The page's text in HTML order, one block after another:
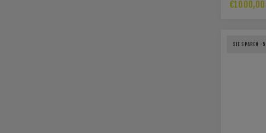
€1000,00
SIE SPAREN -